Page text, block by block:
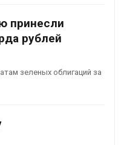
принесли
рублей
зеленых облигаций за